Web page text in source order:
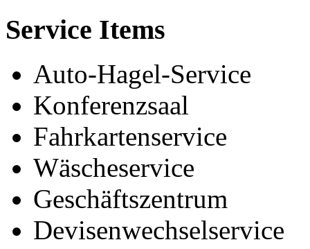
Service Items
Auto-Hagel-Service
Konferenzsaal
Fahrkartenservice
Wäscheservice
Geschäftszentrum
Devisenwechselservice